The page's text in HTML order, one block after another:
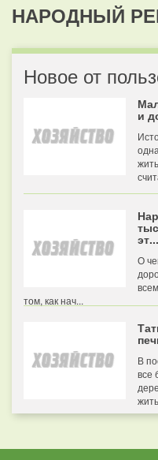
НАРОДНЫЙ
Новое от
и
эт...
О
том, как нач...
В
все